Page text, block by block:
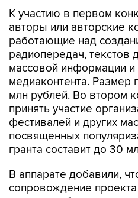
работающие над
радиопередач, текстов
массовой информации и
медиаконтента. Размер
млн рублей. Во втором
принять участие
фестивалей и других
посвященных
гранта составит до 30
В аппарате добавили,
является
предоставления гранта.